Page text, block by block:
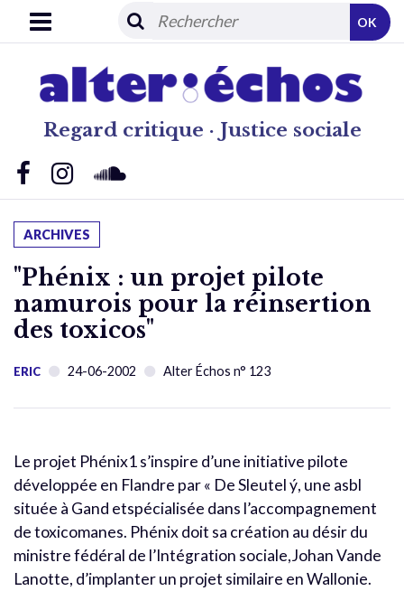
Regard critique · Justice sociale
OK
ARCHIVES
"Phénix : un projet pilote
namurois pour la réinsertion
des toxicos"
ERIC 24-06-2002 Alter Échos n° 123
Le projet Phénix1 s’inspire d’une initiative pilote
développée en Flandre par « De Sleutel ý, une asbl
située à Gand etspécialisée dans l’accompagnement
de toxicomanes. Phénix doit sa création au désir du
ministre fédéral de l’Intégration sociale,Johan Vande
Lanotte, d’implanter un projet similaire en Wallonie.